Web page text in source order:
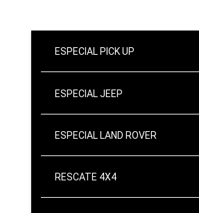
ESPECIAL PICK UP
ESPECIAL JEEP
ESPECIAL LAND ROVER
RESCATE 4X4